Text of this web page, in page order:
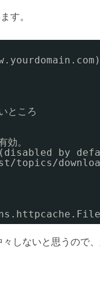
す。
ところ
。
(disabled by
しないと思うので